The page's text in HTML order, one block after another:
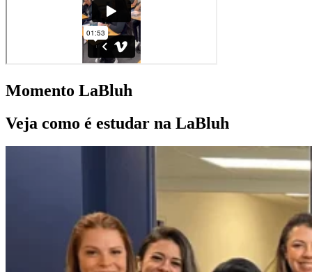
Momento LaBluh
Veja como é estudar na LaBluh